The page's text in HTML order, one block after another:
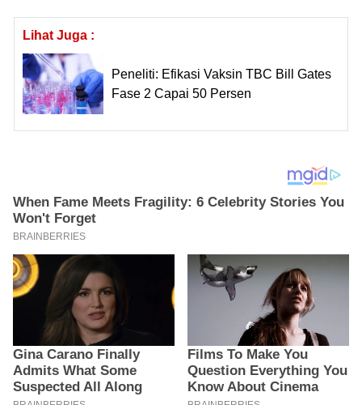
Lihat Juga :
Peneliti: Efikasi Vaksin TBC Bill Gates
Fase 2 Capai 50 Persen